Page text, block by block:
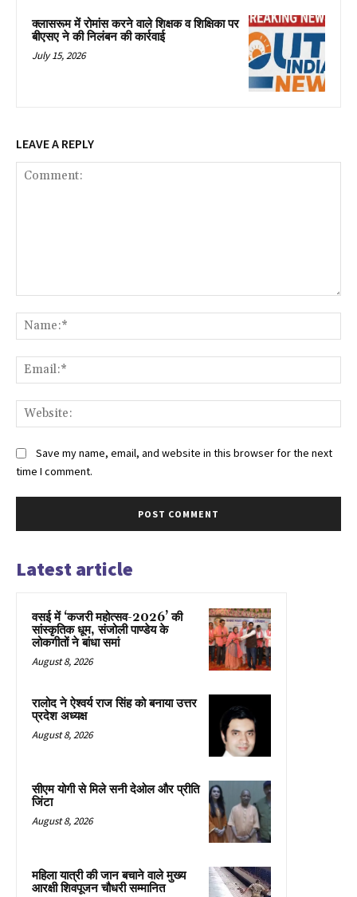
क्लासरूम में रोमांस करने वाले शिक्षक व शिक्षिका पर
बीएसए ने की निलंबन की कार्रवाई
July 15, 2026
LEAVE A REPLY
Save my name, email, and website in this browser for the next
time I comment.
Latest article
वसई में ‘कजरी महोत्सव-2026’ की
सांस्कृतिक धूम, संजोली पाण्डेय के
लोकगीतों ने बांधा समां
August 8, 2026
रालोद ने ऐश्वर्य राज सिंह को बनाया उत्तर
प्रदेश अध्यक्ष
August 8, 2026
सीएम योगी से मिले सनी देओल और प्रीति
जिंटा
August 8, 2026
महिला यात्री की जान बचाने वाले मुख्य
आरक्षी शिवपूजन चौधरी सम्मानित